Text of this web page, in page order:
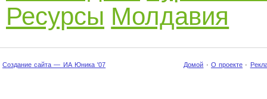
Ресурсы Молдавия
Создание сайта — ИА Юника '07 Домой · О проекте ·